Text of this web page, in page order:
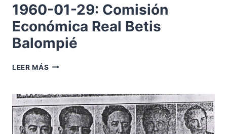
1960-01-29: Comisión
Económica Real Betis
Balompié
LEER MÁS 1960-
COMISIÓN
ECONÓMICA
REAL
BETIS